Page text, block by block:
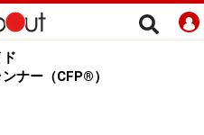
ナー（CFP®）